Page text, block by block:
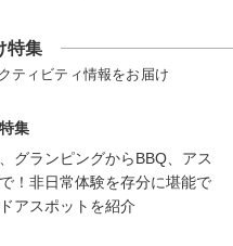
特集
ティビティ情報をお届け
集
グランピングからBBQ、アス
！非日常体験を存分に堪能で
アスポットを紹介